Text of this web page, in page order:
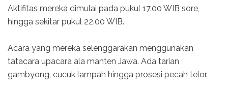
Aktifitas mereka dimulai pada pukul 17.00 WIB sore,
hingga sekitar pukul 22.00 WIB.
Acara yang mereka selenggarakan menggunakan
tatacara upacara ala manten Jawa. Ada tarian
gambyong, cucuk lampah hingga prosesi pecah telor.